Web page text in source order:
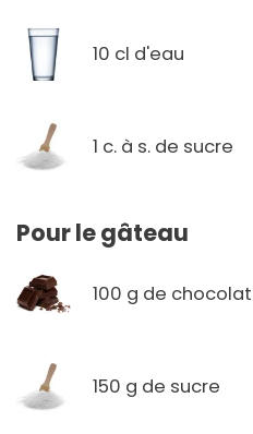
10 cl d'eau
1 c. à s. de sucre
Pour le gâteau
100 g de
150 g de sucre